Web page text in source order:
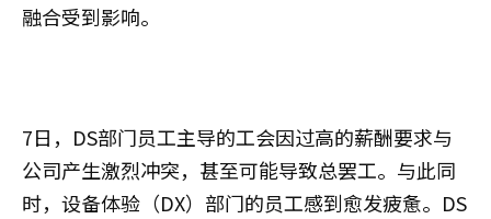
融合受到影响。
7日，DS部门员工主导的工会因过高的薪酬要求与
公司产生激烈冲突，甚至可能导致总罢工。与此同
时，设备体验（DX）部门的员工感到愈发疲惫。DS